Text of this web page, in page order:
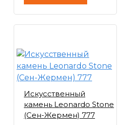
Искусственный
камень Leonardo Stone
(Сен-Жермен) 777